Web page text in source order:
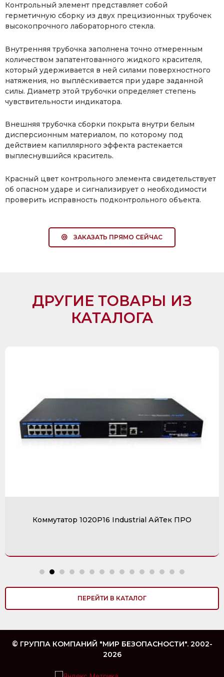
Контрольный элемент представляет собой
герметичную сборку из двух прецизионных трубочек
высокопрочного лабораторного стекла.
Внутренняя трубочка заполнена точно отмеренным
количеством запатентованного жидкого красителя,
который удерживается в ней силами поверхностного
натяжения, но выплёскивается при ударе заданной
силы. Диаметр этой трубочки определяет степень
чувствительности индикатора.
Внешняя трубочка сборки покрыта внутри белым
дисперсионным материалом, по которому под
действием капиллярного эффекта растекается
выплеснувшийся краситель.
Красный цвет контрольного элемента свидетельствует
об опасном ударе и сигнализирует о необходимости
проверить исправность подконтрольного объекта.
ЗАКАЗАТЬ ПРЯМО СЕЙЧАС
ДРУГИЕ ТОВАРЫ ИЗ
КАТАЛОГА
Коммутатор 1020P16 Industrial АйТек ПРО
ПЕРЕЙТИ В КАТАЛОГ
© ГРУППА КОМПАНИЙ "МИР БЕЗОПАСНОСТИ". 2002-
2026